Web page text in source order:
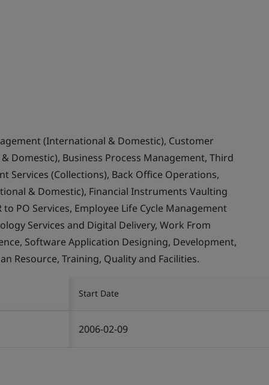
(International & Domestic), Customer
Domestic), Business Process Management, Third
Services (Collections), Back Office Operations,
& Domestic), Financial Instruments Vaulting
PO Services, Employee Life Cycle Management
Services and Digital Delivery, Work From
Software Application Designing, Development,
Resource, Training, Quality and Facilities.
Start Date
2006-02-09